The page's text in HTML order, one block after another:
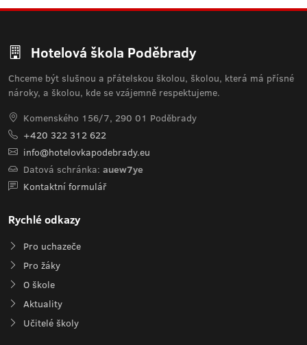
Hotelová škola Poděbrady
Chceme být slušnou a přátelskou školou, školou, která má přísné
nároky, a školou, kde se vzájemně respektujeme.
Komenského 156/7, 290 01 Poděbrady
+420 322 312 622
info@hotelovkapodebrady.eu
Datová schránka: auew7ye
Kontaktní formulář
Rychlé odkazy
Pro uchazeče
Pro žáky
O škole
Aktuality
Učitelé školy